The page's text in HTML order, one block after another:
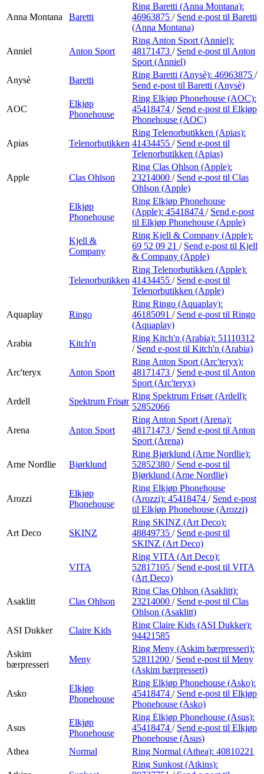
Anna Montana Baretti
Ring Baretti (Anna Montana):
46963875 / Send e-post til Baretti
(Anna Montana)
Anniel Anton Sport
Ring Anton Sport (Anniel):
48171473 / Send e-post til Anton
Sport (Anniel)
Anysè
Baretti
Ring Baretti (Anysè): 46963875 /
Send e-post til Baretti (Anysè)
AOC
Elkjøp
Phonehouse
Ring Elkjøp Phonehouse (AOC):
45418474 / Send e-post til Elkjøp
Phonehouse (AOC)
Apias Telenorbutikken
Ring Telenorbutikken (Apias):
41434455 / Send e-post til
Telenorbutikken (Apias)
Apple Clas Ohlson
Ring Clas Ohlson (Apple):
23214000 / Send e-post til Clas
Ohlson (Apple)
Elkjøp
Phonehouse
Ring Elkjøp Phonehouse
(Apple): 45418474 / Send e-post
til Elkjøp Phonehouse (Apple)
Kjell &
Company
Ring Kjell & Company (Apple):
69 52 09 21 / Send e-post til Kjell
& Company (Apple)
Telenorbutikken
Ring Telenorbutikken (Apple):
41434455 / Send e-post til
Telenorbutikken (Apple)
Aquaplay Ringo
Ring Ringo (Aquaplay):
46185091 / Send e-post til Ringo
(Aquaplay)
Arabia
Kitch'n
Ring Kitch'n (Arabia): 51110312
/ Send e-post til Kitch'n (Arabia)
Arc'teryx Anton Sport
Ring Anton Sport (Arc'teryx):
48171473 / Send e-post til Anton
Sport (Arc'teryx)
Ardell
Spektrum Frisør
Ring Spektrum Frisør (Ardell):
52852066
Arena Anton Sport
Ring Anton Sport (Arena):
48171473 / Send e-post til Anton
Sport (Arena)
Arne Nordlie Bjørklund
Ring Bjørklund (Arne Nordlie):
52852380 / Send e-post til
Bjørklund (Arne Nordlie)
Arozzi
Elkjøp
Phonehouse
Ring Elkjøp Phonehouse
(Arozzi): 45418474 / Send e-post
til Elkjøp Phonehouse (Arozzi)
Art Deco SKINZ
Ring SKINZ (Art Deco):
48849735 / Send e-post til
SKINZ (Art Deco)
VITA
Ring VITA (Art Deco):
52817105 / Send e-post til VITA
(Art Deco)
Asaklitt Clas Ohlson
Ring Clas Ohlson (Asaklitt):
23214000 / Send e-post til Clas
Ohlson (Asaklitt)
ASI Dukker
Claire Kids
Ring Claire Kids (ASI Dukker):
94421585
Askim
bærpresseri
Meny
Ring Meny (Askim bærpresseri):
52811200 / Send e-post til Meny
(Askim bærpresseri)
Asko
Elkjøp
Phonehouse
Ring Elkjøp Phonehouse (Asko):
45418474 / Send e-post til Elkjøp
Phonehouse (Asko)
Asus
Elkjøp
Phonehouse
Ring Elkjøp Phonehouse (Asus):
45418474 / Send e-post til Elkjøp
Phonehouse (Asus)
Athea
Normal Ring Normal (Athea): 40810221
Ring Sunkost (Atkins):